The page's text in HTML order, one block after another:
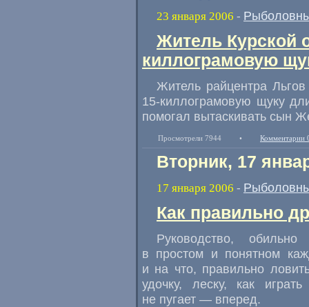
23 января 2006 -
Житель Курской
киллограмовую
Житель райцентра
15-киллограмовую щуку
помогал вытаскивать сын
Просмотрели 7944 • Комментарии
Вторник, 17
17 января 2006 -
Как правильно
Руководство,
в простом и понятном
и на что, правильно
удочку, леску, как
не пугает — вперед.